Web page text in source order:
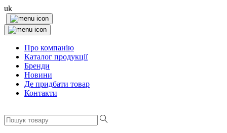
uk
Про компанію
Каталог продукції
Бренди
Новини
Де придбати товар
Контакти